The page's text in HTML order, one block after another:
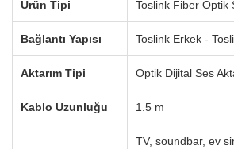
Ürün Tipi Toslink Fiber Optik
Bağlantı Yapısı Toslink Erkek -
Aktarım Tipi Optik Dijital Ses
Kablo Uzunluğu 1.5 m
TV, soundbar, ev